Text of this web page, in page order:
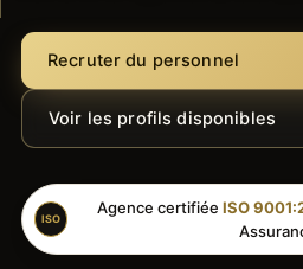
Recruter du personnel
Voir les profils disponibles
ISO
Agence certifiée ISO